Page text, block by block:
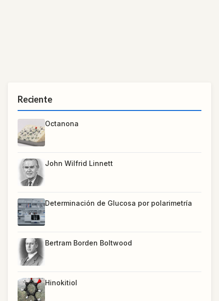
Reciente
Octanona
John Wilfrid Linnett
Determinación de Glucosa por polarimetría
Bertram Borden Boltwood
Hinokitiol